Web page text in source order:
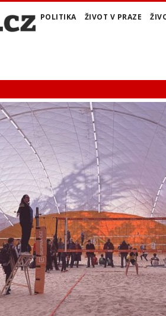
POLITIKA ŽIVOT V PRAZE